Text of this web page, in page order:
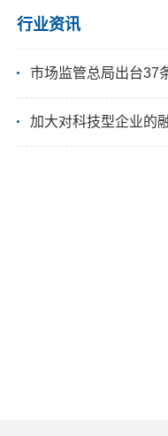
行业资讯
市场监管总局出台37
加大对科技型企业的